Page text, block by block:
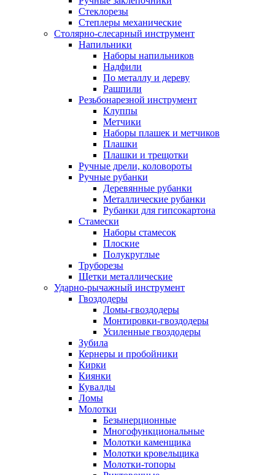
Стеклорезы
Степлеры механические
Столярно-слесарный инструмент
Напильники
Наборы напильников
Надфили
По металлу и дереву
Рашпили
Резьбонарезной инструмент
Клуппы
Метчики
Наборы плашек и метчиков
Плашки
Плашки и трещотки
Ручные дрели, коловороты
Ручные рубанки
Деревянные рубанки
Металлические рубанки
Рубанки для гипсокартона
Стамески
Наборы стамесок
Плоские
Полукруглые
Труборезы
Щетки металлические
Ударно-рычажный инструмент
Гвоздодеры
Ломы-гвоздодеры
Монтировки-гвоздодеры
Усиленные гвоздодеры
Зубила
Кернеры и пробойники
Кирки
Киянки
Кувалды
Ломы
Молотки
Безынерционные
Многофункциональные
Молотки каменщика
Молотки кровельщика
Молотки-топоры